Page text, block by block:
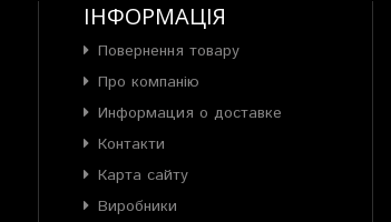
ІНФОРМАЦІЯ
Повернення товару
Про компанію
Информация о доставке
Контакти
Карта сайту
Виробники